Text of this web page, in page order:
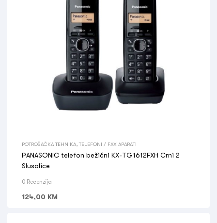
POTROŠAČKA TEHNIKA TELEFONI / FAX APARATI
PANASONIC telefon bežični KX-TG1612FXH Crni 2
Slusalice
0 Recenzija
124,00 KM